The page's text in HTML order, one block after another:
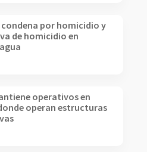
por homicidio y
de homicidio en
operativos en
operan estructuras